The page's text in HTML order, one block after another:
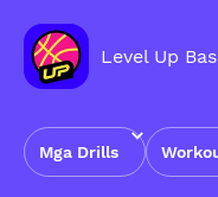
Level Up
Mga Drills